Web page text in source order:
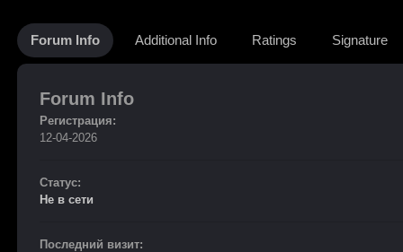
Forum Info Additional Info Ratings Signature
Forum Info
Регистрация:
12-04-2026
Статус:
Не в сети
Последний визит: